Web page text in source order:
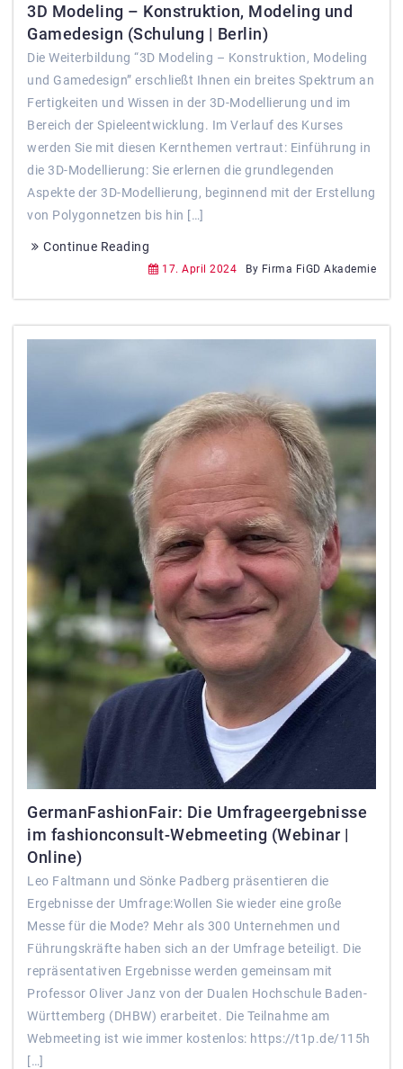
3D Modeling – Konstruktion, Modeling und
Gamedesign (Schulung | Berlin)
Die Weiterbildung “3D Modeling – Konstruktion, Modeling
und Gamedesign” erschließt Ihnen ein breites Spektrum an
Fertigkeiten und Wissen in der 3D-Modellierung und im
Bereich der Spieleentwicklung. Im Verlauf des Kurses
werden Sie mit diesen Kernthemen vertraut: Einführung in
die 3D-Modellierung: Sie erlernen die grundlegenden
Aspekte der 3D-Modellierung, beginnend mit der Erstellung
von Polygonnetzen bis hin […]
Continue Reading
17. April 2024 By Firma FiGD Akademie
GermanFashionFair: Die Umfrageergebnisse
im fashionconsult-Webmeeting (Webinar |
Online)
Leo Faltmann und Sönke Padberg präsentieren die
Ergebnisse der Umfrage:Wollen Sie wieder eine große
Messe für die Mode? Mehr als 300 Unternehmen und
Führungskräfte haben sich an der Umfrage beteiligt. Die
repräsentativen Ergebnisse werden gemeinsam mit
Professor Oliver Janz von der Dualen Hochschule Baden-
Württemberg (DHBW) erarbeitet. Die Teilnahme am
Webmeeting ist wie immer kostenlos: https://t1p.de/115h
[…]